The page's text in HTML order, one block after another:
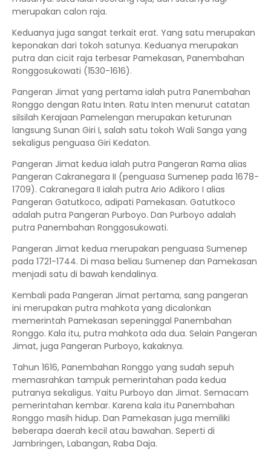
merupakan calon raja.
Keduanya juga sangat terkait erat. Yang satu merupakan
keponakan dari tokoh satunya. Keduanya merupakan
putra dan cicit raja terbesar Pamekasan, Panembahan
Ronggosukowati (1530-1616).
Pangeran Jimat yang pertama ialah putra Panembahan
Ronggo dengan Ratu Inten. Ratu Inten menurut catatan
silsilah Kerajaan Pamelengan merupakan keturunan
langsung Sunan Giri I, salah satu tokoh Wali Sanga yang
sekaligus penguasa Giri Kedaton.
Pangeran Jimat kedua ialah putra Pangeran Rama alias
Pangeran Cakranegara II (penguasa Sumenep pada 1678-
1709). Cakranegara II ialah putra Ario Adikoro I alias
Pangeran Gatutkoco, adipati Pamekasan. Gatutkoco
adalah putra Pangeran Purboyo. Dan Purboyo adalah
putra Panembahan Ronggosukowati.
Pangeran Jimat kedua merupakan penguasa Sumenep
pada 1721-1744. Di masa beliau Sumenep dan Pamekasan
menjadi satu di bawah kendalinya.
Kembali pada Pangeran Jimat pertama, sang pangeran
ini merupakan putra mahkota yang dicalonkan
memerintah Pamekasan sepeninggal Panembahan
Ronggo. Kala itu, putra mahkota ada dua. Selain Pangeran
Jimat, juga Pangeran Purboyo, kakaknya.
Tahun 1616, Panembahan Ronggo yang sudah sepuh
memasrahkan tampuk pemerintahan pada kedua
putranya sekaligus. Yaitu Purboyo dan Jimat. Semacam
pemerintahan kembar. Karena kala itu Panembahan
Ronggo masih hidup. Dan Pamekasan juga memiliki
beberapa daerah kecil atau bawahan. Seperti di
Jambringen, Labangan, Raba Daja.